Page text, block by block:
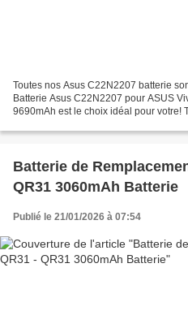
Toutes nos Asus C22N2207 batterie
Batterie Asus C22N2207 pour ASUS
9690mAh est le choix idéal pour votre!
Batterie de
QR31 3060mAh Batterie
Publié le 21/01/2026 à 07:54